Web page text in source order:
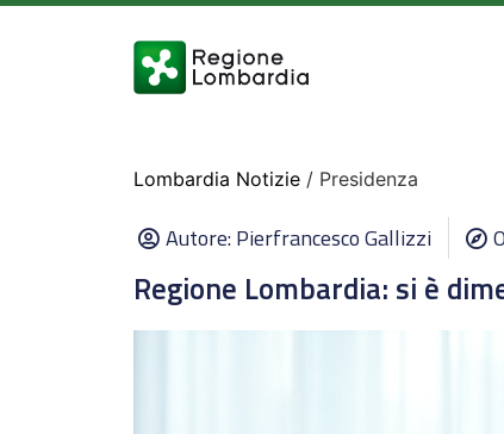
Lombardia Notizie / Presidenza
Autore:Pierfrancesco Gallizzi
Regione Lombardia: si è